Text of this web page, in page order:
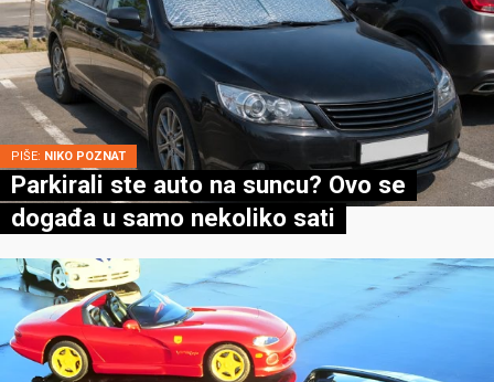
PIŠE: NIKO POZNAT
Parkirali ste auto na suncu? Ovo se
događa u samo nekoliko sati